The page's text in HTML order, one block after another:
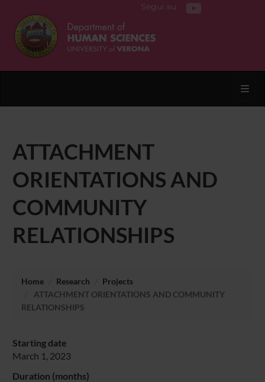
Segui su
ATTACHMENT
ORIENTATIONS AND
COMMUNITY
RELATIONSHIPS
Home Research
Projects
ATTACHMENT ORIENTATIONS AND COMMUNITY
RELATIONSHIPS
Starting date
March 1, 2023
Duration (months)